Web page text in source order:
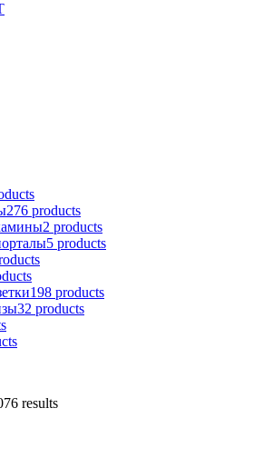
276 products
2 products
5 products
198 products
32 products
results